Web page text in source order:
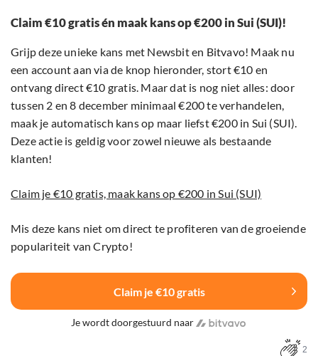
Claim €10 gratis én maak kans op €200 in Sui (SUI)!
Grijp deze unieke kans met Newsbit en Bitvavo! Maak nu
een account aan via de knop hieronder, stort €10 en
ontvang direct €10 gratis. Maar dat is nog niet alles: door
tussen 2 en 8 december minimaal €200 te verhandelen,
maak je automatisch kans op maar liefst €200 in Sui (SUI).
Deze actie is geldig voor zowel nieuwe als bestaande
klanten!
Claim je €10 gratis, maak kans op €200 in Sui (SUI)
Mis deze kans niet om direct te profiteren van de groeiende
populariteit van Crypto!
Claim je €10 gratis
Je wordt doorgestuurd naar
2